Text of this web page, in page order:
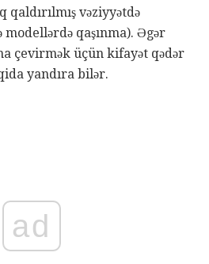
vəziyyətdə
modellərdə qaşınma). Əgər
çevirmək üçün kifayət qədər
yandıra bilər.
ad